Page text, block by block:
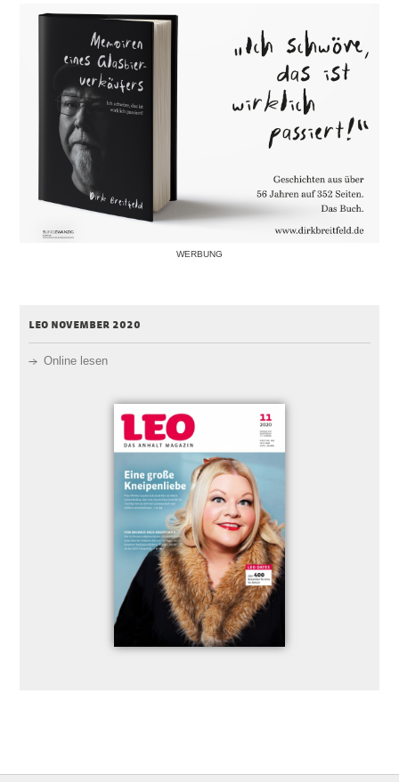
WERBUNG
leo november 2020
Online lesen